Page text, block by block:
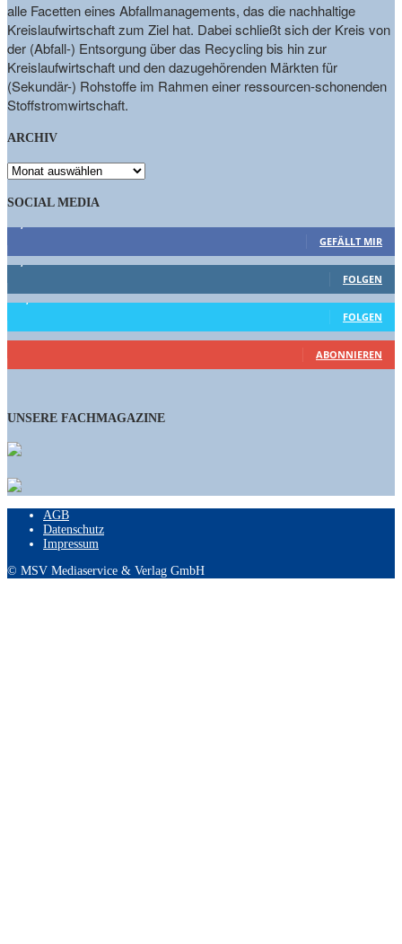
alle Facetten eines Abfallmanagements, das die nachhaltige
Kreislaufwirtschaft zum Ziel hat. Dabei schließt sich der Kreis von
der (Abfall-) Entsorgung über das Recycling bis hin zur
Kreislaufwirtschaft und den dazugehörenden Märkten für
(Sekundär-) Rohstoffe im Rahmen einer ressourcen-schonenden
Stoffstromwirtschaft.
ARCHIV
ARCHIV
SOCIAL MEDIA
GEFÄLLT MIR
1,662 Follower
FOLGEN
15,658 Follower
FOLGEN
460 Abonnenten
ABONNIEREN
UNSERE FACHMAGAZINE
AGB
Datenschutz
Impressum
© MSV Mediaservice & Verlag GmbH